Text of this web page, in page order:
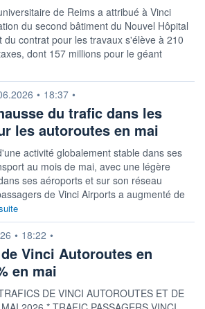
de Reims a attribué à Vinci
du second bâtiment du Nouvel Hôpital
du contrat pour les travaux s'élève à 210
dont 157 millions pour le géant
• 18:37 •
du trafic dans les
les autoroutes en mai
activité globalement stable dans ses
au mois de mai, avec une légère
ses aéroports et sur son réseau
de Vinci Airports a augmenté de
• 18:22 •
Vinci Autoroutes en
en mai
DE VINCI AUTOROUTES ET DE